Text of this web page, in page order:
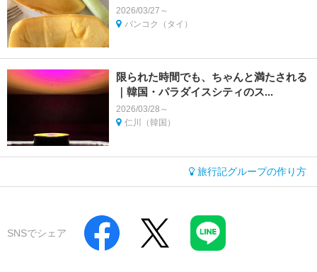
2026/03/27～
バンコク（タイ）
限られた時間でも、ちゃんと満たされる
｜韓国・パラダイスシティのス...
2026/03/28～
仁川（韓国）
旅行記グループの作り方
SNSでシェア